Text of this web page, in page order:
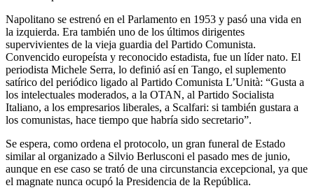
Napolitano se estrenó en el Parlamento en 1953 y pasó una vida en
la izquierda. Era también uno de los últimos dirigentes
supervivientes de la vieja guardia del Partido Comunista.
Convencido europeísta y reconocido estadista, fue un líder nato. El
periodista Michele Serra, lo definió así en Tango, el suplemento
satírico del periódico ligado al Partido Comunista L’Unità: “Gusta a
los intelectuales moderados, a la OTAN, al Partido Socialista
Italiano, a los empresarios liberales, a Scalfari: si también gustara a
los comunistas, hace tiempo que habría sido secretario”.
Se espera, como ordena el protocolo, un gran funeral de Estado
similar al organizado a Silvio Berlusconi el pasado mes de junio,
aunque en ese caso se trató de una circunstancia excepcional, ya que
el magnate nunca ocupó la Presidencia de la República.